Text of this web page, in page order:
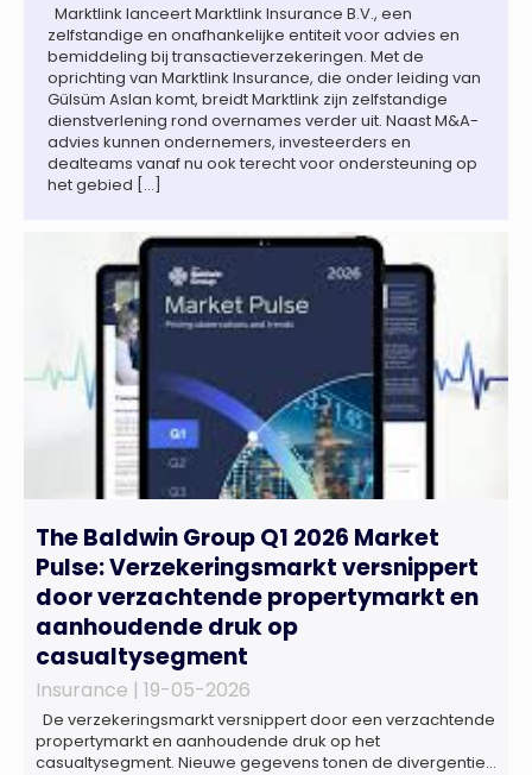
Marktlink lanceert Marktlink Insurance B.V., een
zelfstandige en onafhankelijke entiteit voor advies en
bemiddeling bij transactieverzekeringen. Met de
oprichting van Marktlink Insurance, die onder leiding van
Gülsüm Aslan komt, breidt Marktlink zijn zelfstandige
dienstverlening rond overnames verder uit. Naast M&A-
advies kunnen ondernemers, investeerders en
dealteams vanaf nu ook terecht voor ondersteuning op
het gebied […]
The Baldwin Group Q1 2026 Market
Pulse: Verzekeringsmarkt versnippert
door verzachtende propertymarkt en
aanhoudende druk op
casualtysegment
Insurance | 19-05-2026
De verzekeringsmarkt versnippert door een verzachtende
propertymarkt en aanhoudende druk op het
casualtysegment. Nieuwe gegevens tonen de divergentie